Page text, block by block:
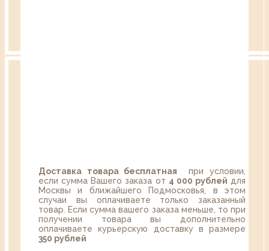
Доставка товара бесплатная при условии,
если сумма Вашего заказа от 4 000 рублей для
Москвы и ближайшего Подмосковья, в этом
случаи вы оплачиваете только заказанный
товар. Если сумма вашего заказа меньше, то при
получении товара вы дополнительно
оплачиваете курьерскую доставку в размере
350 рублей